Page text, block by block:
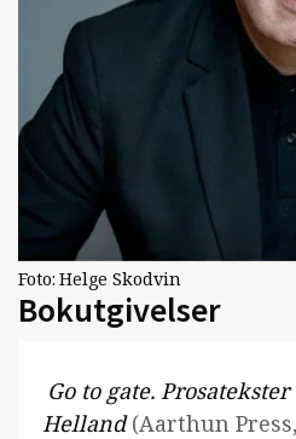
Foto: Helge Skodvin
Bokutgivelser
Go to gate.
Helland(Aarthun